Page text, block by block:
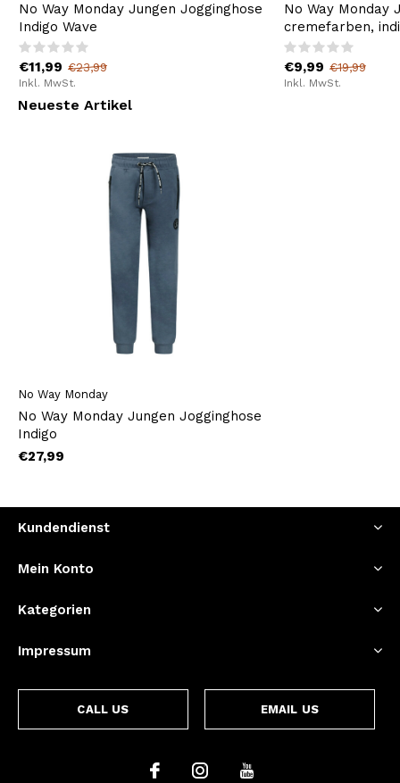
No Way Monday Jungen Jogginghose
Indigo Wave
€11,99 €23,99
Inkl. MwSt.
No Way Monday
cremefarben,
€9,99 €19,99
Inkl. MwSt.
Neueste Artikel
No Way Monday
No Way Monday Jungen Jogginghose
Indigo
€27,99
Kundendienst
Mein Konto
Kategorien
Impressum
CALL US EMAIL US